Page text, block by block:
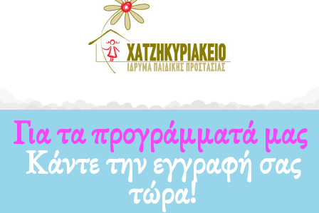
Για τα νέα μας
Κάντε την εγγραφή σας
τώρα!